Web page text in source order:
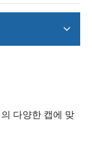
다양한 캡에 맞